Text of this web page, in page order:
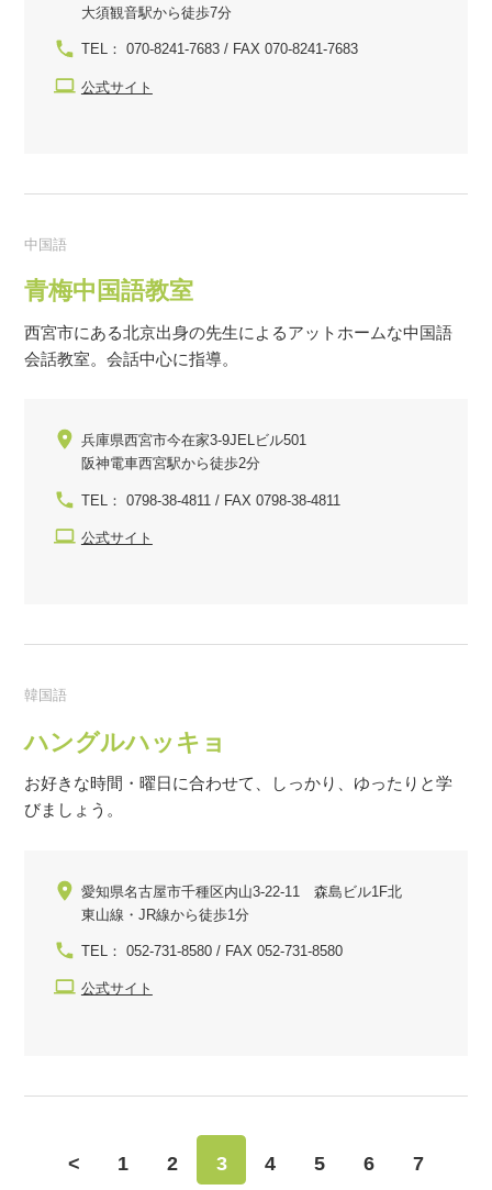
大須観音駅から徒歩7分
TEL： 070-8241-7683 / FAX 070-8241-7683
公式サイト
中国語
青梅中国語教室
西宮市にある北京出身の先生によるアットホームな中国語
会話教室。会話中心に指導。
兵庫県西宮市今在家3-9JELビル501
阪神電車西宮駅から徒歩2分
TEL： 0798-38-4811 / FAX 0798-38-4811
公式サイト
韓国語
ハングルハッキョ
お好きな時間・曜日に合わせて、しっかり、ゆったりと学
びましょう。
愛知県名古屋市千種区内山3-22-11 森島ビル1F北
東山線・JR線から徒歩1分
TEL： 052-731-8580 / FAX 052-731-8580
公式サイト
< 1 2 3 4 5 6 7